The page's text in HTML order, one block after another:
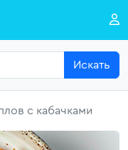
Искать
с кабачками